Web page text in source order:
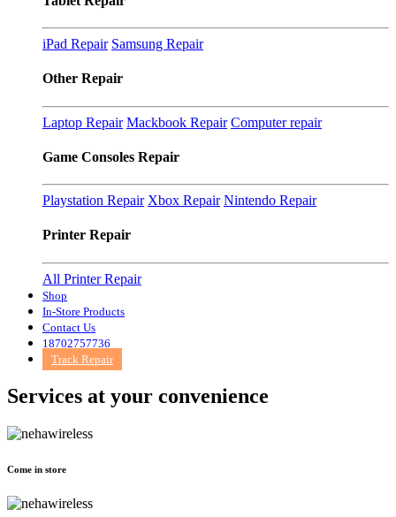
iPad Repair Samsung Repair
Other Repair
Laptop Repair Mackbook Repair Computer repair
Game Consoles Repair
Playstation Repair Xbox Repair Nintendo Repair
Printer Repair
All Printer Repair
Shop
In-Store Products
Contact Us
18702757736
Track Repair
Services at your convenience
Come in store